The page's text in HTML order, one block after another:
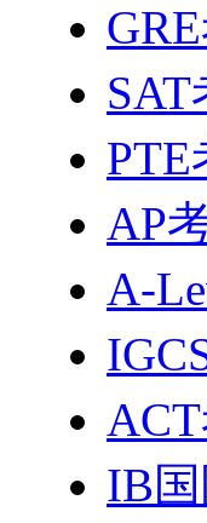
SAT
PTE
AP
A-
IB